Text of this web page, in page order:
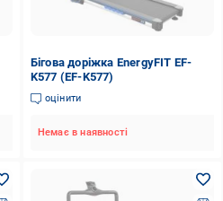
Бігова доріжка EnergyFIT EF-
K577 (EF-K577)
оцінити
Немає в наявності